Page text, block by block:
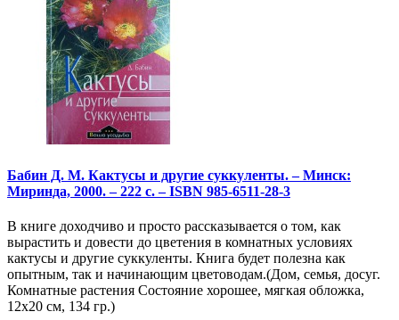
Бабин Д. М. Кактусы и другие суккуленты. – Минск:
Миринда, 2000. – 222 с. – ISBN 985-6511-28-3
В книге доходчиво и просто рассказывается о том, как
вырастить и довести до цветения в комнатных условиях
кактусы и другие суккуленты. Книга будет полезна как
опытным, так и начинающим цветоводам.(Дом, семья, досуг.
Комнатные растения Состояние хорошее, мягкая обложка,
12х20 см, 134 гр.)